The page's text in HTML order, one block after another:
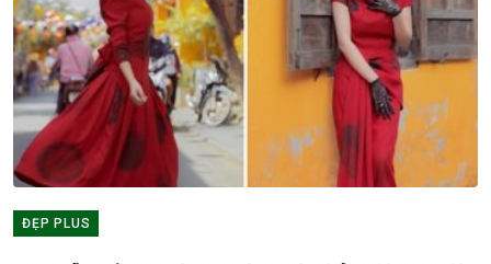
ĐẸP PLUS